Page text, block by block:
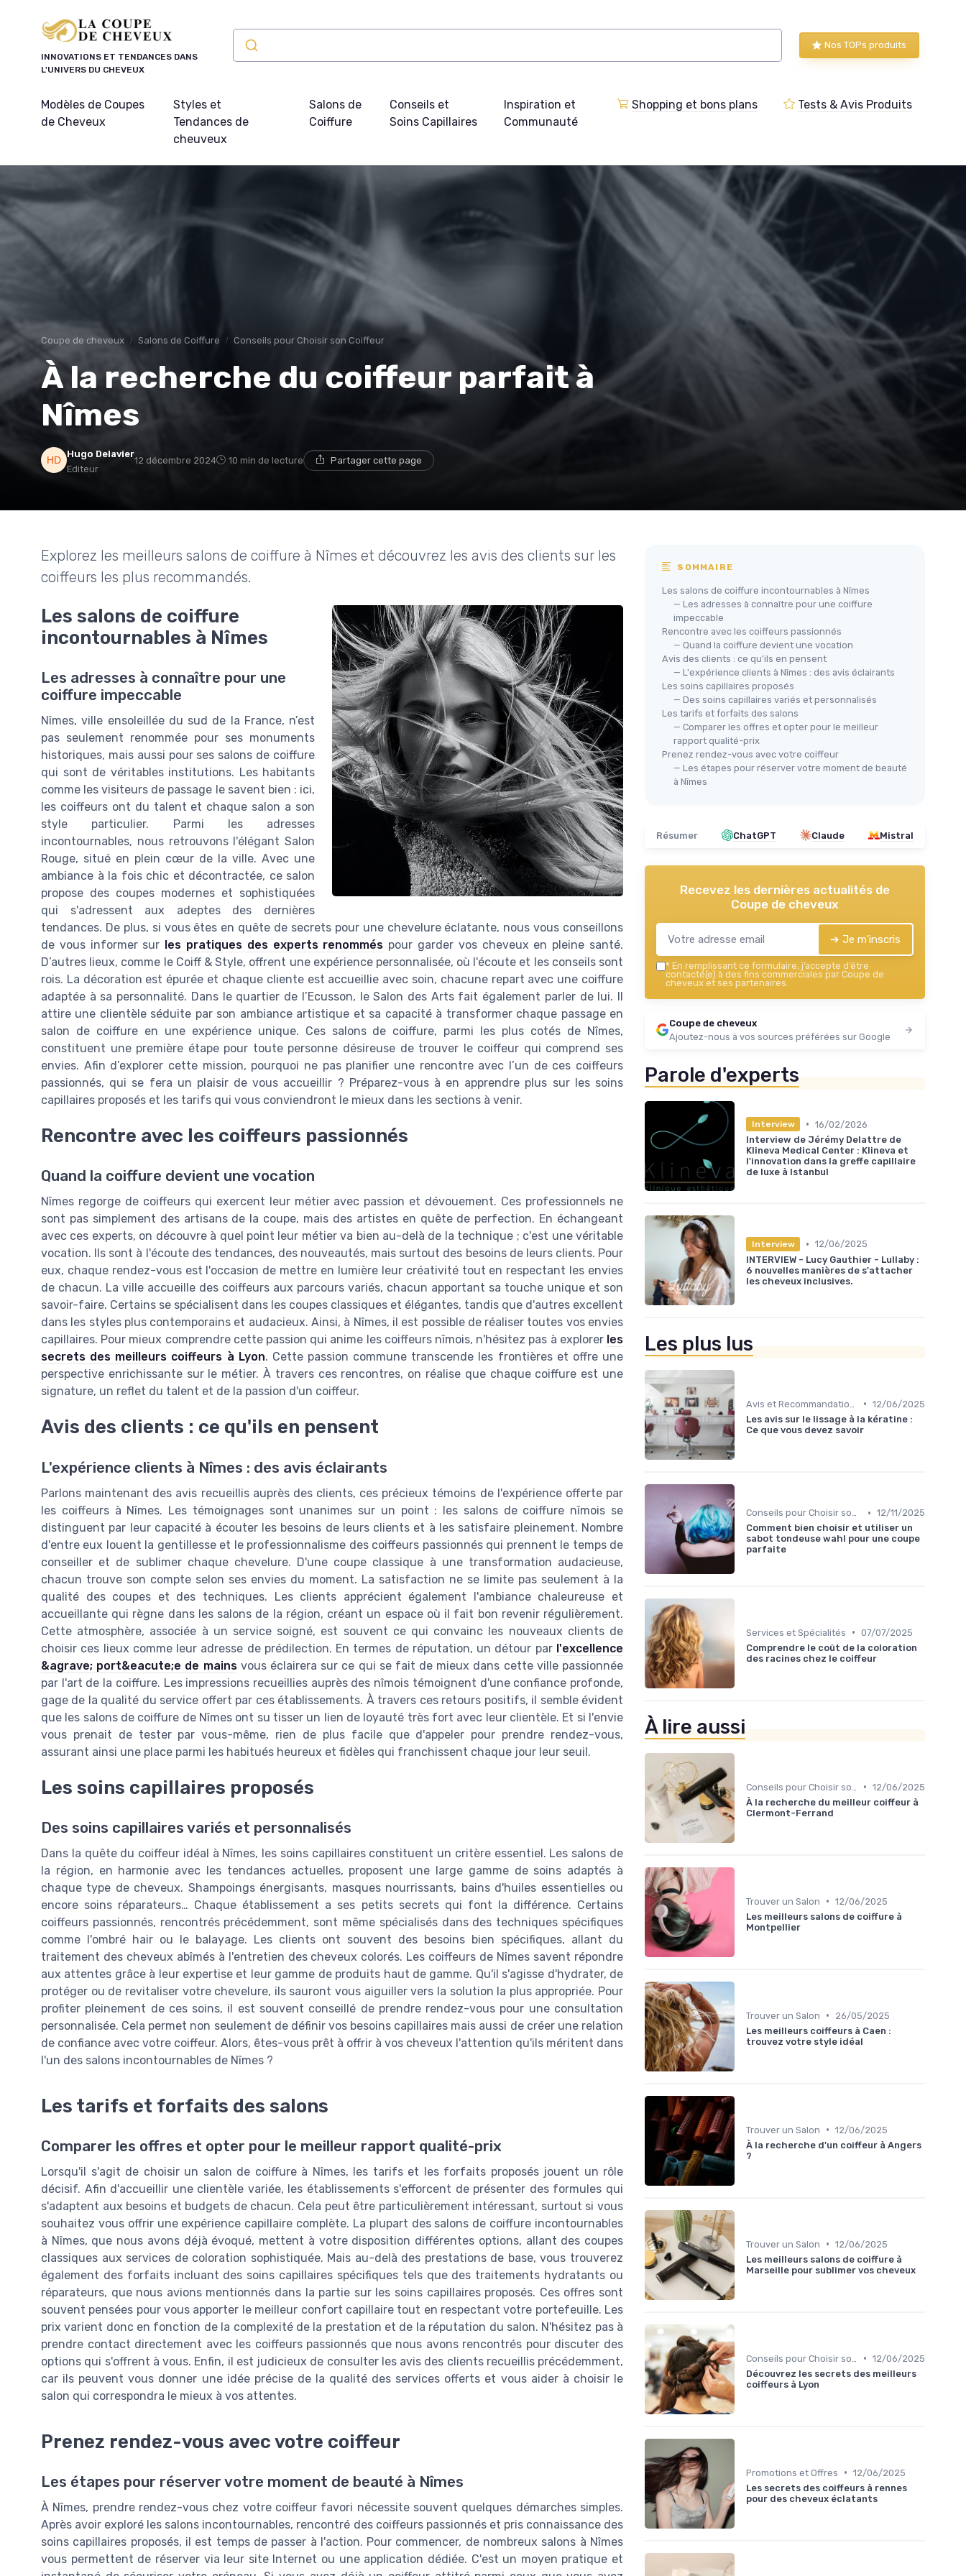
INNOVATIONS ET TENDANCES DANS
L'UNIVERS DU CHEVEUX
Nos TOPs produits
Modèles de Coupes
de Cheveux
Styles et
Tendances de
cheuveux
Salons de
Coiffure
Conseils et
Soins Capillaires
Inspiration et
Communauté
Shopping et bons plans Tests & Avis Produits
Coupe de cheveux Salons de Coiffure Conseils pour Choisir son Coiffeur
À la recherche du coiffeur parfait à
Nîmes
Hugo Delavier
Editeur
12 décembre 2024 10 min de lecture Partager cette page
Explorez les meilleurs salons de coiffure à Nîmes et découvrez les avis des clients sur les
coiffeurs les plus recommandés.
Les salons de coiffure
incontournables à Nîmes
Les adresses à connaître pour une
coiffure impeccable
Nîmes, ville ensoleillée du sud de la France, n’est
pas seulement renommée pour ses monuments
historiques, mais aussi pour ses salons de coiffure
qui sont de véritables institutions. Les habitants
comme les visiteurs de passage le savent bien : ici,
les coiffeurs ont du talent et chaque salon a son
style particulier. Parmi les adresses
incontournables, nous retrouvons l'élégant Salon
Rouge, situé en plein cœur de la ville. Avec une
ambiance à la fois chic et décontractée, ce salon
propose des coupes modernes et sophistiquées
qui s'adressent aux adeptes des dernières
tendances. De plus, si vous êtes en quête de secrets pour une chevelure éclatante, nous vous conseillons
de vous informer sur les pratiques des experts renommés pour garder vos cheveux en pleine santé.
D’autres lieux, comme le Coiff & Style, offrent une expérience personnalisée, où l'écoute et les conseils sont
rois. La décoration est épurée et chaque cliente est accueillie avec soin, chacune repart avec une coiffure
adaptée à sa personnalité. Dans le quartier de l’Ecusson, le Salon des Arts fait également parler de lui. Il
attire une clientèle séduite par son ambiance artistique et sa capacité à transformer chaque passage en
salon de coiffure en une expérience unique. Ces salons de coiffure, parmi les plus cotés de Nîmes,
constituent une première étape pour toute personne désireuse de trouver le coiffeur qui comprend ses
envies. Afin d’explorer cette mission, pourquoi ne pas planifier une rencontre avec l’un de ces coiffeurs
passionnés, qui se fera un plaisir de vous accueillir ? Préparez-vous à en apprendre plus sur les soins
capillaires proposés et les tarifs qui vous conviendront le mieux dans les sections à venir.
Rencontre avec les coiffeurs passionnés
Quand la coiffure devient une vocation
Nîmes regorge de coiffeurs qui exercent leur métier avec passion et dévouement. Ces professionnels ne
sont pas simplement des artisans de la coupe, mais des artistes en quête de perfection. En échangeant
avec ces experts, on découvre à quel point leur métier va bien au-delà de la technique ; c'est une véritable
vocation. Ils sont à l'écoute des tendances, des nouveautés, mais surtout des besoins de leurs clients. Pour
eux, chaque rendez-vous est l'occasion de mettre en lumière leur créativité tout en respectant les envies
de chacun. La ville accueille des coiffeurs aux parcours variés, chacun apportant sa touche unique et son
savoir-faire. Certains se spécialisent dans les coupes classiques et élégantes, tandis que d'autres excellent
dans les styles plus contemporains et audacieux. Ainsi, à Nîmes, il est possible de réaliser toutes vos envies
capillaires. Pour mieux comprendre cette passion qui anime les coiffeurs nîmois, n'hésitez pas à explorer les
secrets des meilleurs coiffeurs à Lyon. Cette passion commune transcende les frontières et offre une
perspective enrichissante sur le métier. À travers ces rencontres, on réalise que chaque coiffure est une
signature, un reflet du talent et de la passion d'un coiffeur.
Avis des clients : ce qu'ils en pensent
L'expérience clients à Nîmes : des avis éclairants
Parlons maintenant des avis recueillis auprès des clients, ces précieux témoins de l'expérience offerte par
les coiffeurs à Nîmes. Les témoignages sont unanimes sur un point : les salons de coiffure nîmois se
distinguent par leur capacité à écouter les besoins de leurs clients et à les satisfaire pleinement. Nombre
d'entre eux louent la gentillesse et le professionnalisme des coiffeurs passionnés qui prennent le temps de
conseiller et de sublimer chaque chevelure. D'une coupe classique à une transformation audacieuse,
chacun trouve son compte selon ses envies du moment. La satisfaction ne se limite pas seulement à la
qualité des coupes et des techniques. Les clients apprécient également l'ambiance chaleureuse et
accueillante qui règne dans les salons de la région, créant un espace où il fait bon revenir régulièrement.
Cette atmosphère, associée à un service soigné, est souvent ce qui convainc les nouveaux clients de
choisir ces lieux comme leur adresse de prédilection. En termes de réputation, un détour par l'excellence
&agrave; port&eacute;e de mainsvous éclairera sur ce qui se fait de mieux dans cette ville passionnée
par l'art de la coiffure. Les impressions recueillies auprès des nîmois témoignent d'une confiance profonde,
gage de la qualité du service offert par ces établissements. À travers ces retours positifs, il semble évident
que les salons de coiffure de Nîmes ont su tisser un lien de loyauté très fort avec leur clientèle. Et si l'envie
vous prenait de tester par vous-même, rien de plus facile que d'appeler pour prendre rendez-vous,
assurant ainsi une place parmi les habitués heureux et fidèles qui franchissent chaque jour leur seuil.
Les soins capillaires proposés
Des soins capillaires variés et personnalisés
Dans la quête du coiffeur idéal à Nîmes, les soins capillaires constituent un critère essentiel. Les salons de
la région, en harmonie avec les tendances actuelles, proposent une large gamme de soins adaptés à
chaque type de cheveux. Shampoings énergisants, masques nourrissants, bains d'huiles essentielles ou
encore soins réparateurs… Chaque établissement a ses petits secrets qui font la différence. Certains
coiffeurs passionnés, rencontrés précédemment, sont même spécialisés dans des techniques spécifiques
comme l'ombré hair ou le balayage. Les clients ont souvent des besoins bien spécifiques, allant du
traitement des cheveux abîmés à l'entretien des cheveux colorés. Les coiffeurs de Nîmes savent répondre
aux attentes grâce à leur expertise et leur gamme de produits haut de gamme. Qu'il s'agisse d'hydrater, de
protéger ou de revitaliser votre chevelure, ils sauront vous aiguiller vers la solution la plus appropriée. Pour
profiter pleinement de ces soins, il est souvent conseillé de prendre rendez-vous pour une consultation
personnalisée. Cela permet non seulement de définir vos besoins capillaires mais aussi de créer une relation
de confiance avec votre coiffeur. Alors, êtes-vous prêt à offrir à vos cheveux l'attention qu'ils méritent dans
l'un des salons incontournables de Nîmes ?
Les tarifs et forfaits des salons
Comparer les offres et opter pour le meilleur rapport qualité-prix
Lorsqu'il s'agit de choisir un salon de coiffure à Nîmes, les tarifs et les forfaits proposés jouent un rôle
décisif. Afin d'accueillir une clientèle variée, les établissements s'efforcent de présenter des formules qui
s'adaptent aux besoins et budgets de chacun. Cela peut être particulièrement intéressant, surtout si vous
souhaitez vous offrir une expérience capillaire complète. La plupart des salons de coiffure incontournables
à Nîmes, que nous avons déjà évoqué, mettent à votre disposition différentes options, allant des coupes
classiques aux services de coloration sophistiquée. Mais au-delà des prestations de base, vous trouverez
également des forfaits incluant des soins capillaires spécifiques tels que des traitements hydratants ou
réparateurs, que nous avions mentionnés dans la partie sur les soins capillaires proposés. Ces offres sont
souvent pensées pour vous apporter le meilleur confort capillaire tout en respectant votre portefeuille. Les
prix varient donc en fonction de la complexité de la prestation et de la réputation du salon. N'hésitez pas à
prendre contact directement avec les coiffeurs passionnés que nous avons rencontrés pour discuter des
options qui s'offrent à vous. Enfin, il est judicieux de consulter les avis des clients recueillis précédemment,
car ils peuvent vous donner une idée précise de la qualité des services offerts et vous aider à choisir le
salon qui correspondra le mieux à vos attentes.
Prenez rendez-vous avec votre coiffeur
Les étapes pour réserver votre moment de beauté à Nîmes
À Nîmes, prendre rendez-vous chez votre coiffeur favori nécessite souvent quelques démarches simples.
Après avoir exploré les salons incontournables, rencontré des coiffeurs passionnés et pris connaissance des
soins capillaires proposés, il est temps de passer à l'action. Pour commencer, de nombreux salons à Nîmes
vous permettent de réserver via leur site Internet ou une application dédiée. C'est un moyen pratique et
SOMMAIRE
Les salons de coiffure incontournables à Nîmes
— Les adresses à connaître pour une coiffure
impeccable
Rencontre avec les coiffeurs passionnés
— Quand la coiffure devient une vocation
Avis des clients : ce qu'ils en pensent
— L'expérience clients à Nîmes : des avis éclairants
Les soins capillaires proposés
— Des soins capillaires variés et personnalisés
Les tarifs et forfaits des salons
— Comparer les offres et opter pour le meilleur
rapport qualité-prix
Prenez rendez-vous avec votre coiffeur
— Les étapes pour réserver votre moment de beauté
à Nîmes
Résumer ChatGPT Claude Mistral
Recevez les dernières actualités de
Coupe de cheveux
➔ Je m'inscris
* En remplissant ce formulaire, j’accepte d’être
contacté(e) à des fins commerciales par Coupe de
cheveux et ses partenaires.
Coupe de cheveux
Ajoutez-nous à vos sources préférées sur Google
Parole d'experts
Interview • 16/02/2026
Interview de Jérémy Delattre de
Klineva Medical Center : Klineva et
l'innovation dans la greffe capillaire
de luxe à Istanbul
Interview • 12/06/2025
INTERVIEW - Lucy Gauthier - Lullaby :
6 nouvelles manières de s'attacher
les cheveux inclusives.
Les plus lus
• 12/06/2025
Les avis sur le lissage à la kératine :
Ce que vous devez savoir
Conseils pour Choisir son Coiffeur • 12/11/2025
Comment bien choisir et utiliser un
sabot tondeuse wahl pour une coupe
parfaite
Services et Spécialités • 07/07/2025
Comprendre le coût de la coloration
des racines chez le coiffeur
À lire aussi
• 12/06/2025
À la recherche du meilleur coiffeur à
Clermont-Ferrand
Trouver un Salon • 12/06/2025
Les meilleurs salons de coiffure à
Montpellier
Trouver un Salon •
26/05/2025
Les meilleurs coiffeurs à Caen :
trouvez votre style idéal
Trouver un Salon • 12/06/2025
À la recherche d'un coiffeur à Angers
?
Trouver un Salon • 12/06/2025
Les meilleurs salons de coiffure à
Marseille pour sublimer vos cheveux
• 12/06/2025
Découvrez les secrets des meilleurs
coiffeurs à Lyon
Promotions et Offres • 12/06/2025
Les secrets des coiffeurs à rennes
pour des cheveux éclatants